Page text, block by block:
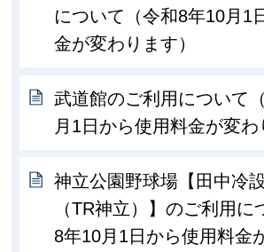
について（令和8年10月1
金が変わります）
武道館のご利用について
月1日から使用料金が変わ
神立公園野球場【田中冷
（TR神立）】のご利用に
8年10月1日から使用料金